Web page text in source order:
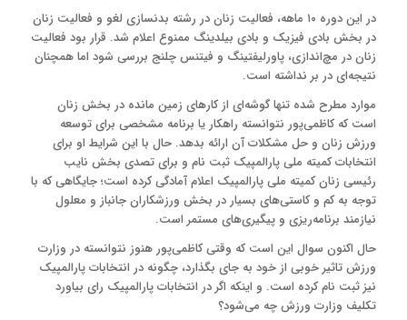
در این دوره ۱۰ ماهه، فعالیت زنان در رشته بدنسازی لغو و فعالیت زنان
در بخش بادی فیزیک و بادی بیلدینگ ممنوع اعلام شد. قرار بود فعالیت
زنان در مچ‌اندازی، پاورلیفتینگ و فیتنس چلنج بررسی شود اما همچنان
نتیجه‌ای در بر نداشته است.
موارد مطرح شده تنها گوشه‌ای از کارهای زمین مانده در بخش زنان
است که کاظمی‌پور نتوانسته راهکار یا برنامه مشخصی برای توسعه
ورزش زنان و حل مشکلات آن ارائه بدهد. حال با این شرایط او برای
انتخابات کمیته ملی پارالمپیک ثبت نام و برای تصدی بخش نایب
رئیسی زنان کمیته ملی پارالمپیک اعلام آمادگی کرده است؛ جایگاهی که با
توجه به کم و کاستی‌های بسیار در بخش ورزشکاران جانباز و معلول
نیازمند برنامه‌ریزی و پیگیری‌های مستمر است.
حال اکنون سوال این است که وقتی کاظمی‌پور هنوز نتوانسته در وزارت
ورزش تاثیر خوبی از خود به جای بگذارد، چگونه در انتخابات پارالمپیک
نیز ثبت نام کرده است. و اینکه اگر در انتخابات پارالمپیک رای بیاورد
تکلیف وزارت ورزش چه می‌شود؟